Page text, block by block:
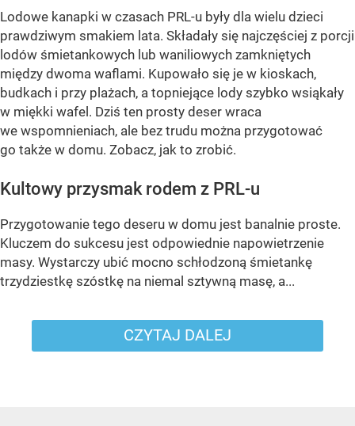
Lodowe kanapki w czasach PRL-u były dla wielu dzieci
prawdziwym smakiem lata. Składały się najczęściej z porcji
lodów śmietankowych lub waniliowych zamkniętych
między dwoma waflami. Kupowało się je w kioskach,
budkach i przy plażach, a topniejące lody szybko wsiąkały
w miękki wafel. Dziś ten prosty deser wraca
we wspomnieniach, ale bez trudu można przygotować
go także w domu. Zobacz, jak to zrobić.
Kultowy przysmak rodem z PRL-u
Przygotowanie tego deseru w domu jest banalnie proste.
Kluczem do sukcesu jest odpowiednie napowietrzenie
masy. Wystarczy ubić mocno schłodzoną śmietankę
trzydziestkę szóstkę na niemal sztywną masę, a...
CZYTAJ DALEJ